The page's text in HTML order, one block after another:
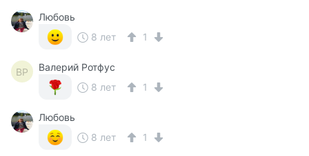
Любовь
8 лет
1
ВР
Валерий Ротфус
8 лет
1
Любовь
8 лет
1